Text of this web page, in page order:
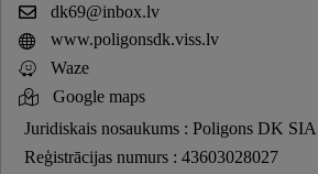
dk69@inbox.lv
www.poligonsdk.viss.lv
Waze
Google maps
Juridiskais nosaukums : Poligons DK SIA
Reģistrācijas numurs : 43603028027